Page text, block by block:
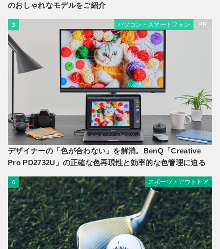
のおしゃれなモデルをご紹介
3 パソコン・スマートフォン PR
デザイナーの「色が合わない」を解消。BenQ「Creative
Pro PD2732U」の正確な色再現性と効率的な色管理に迫る
4 スポーツ・アウトドア